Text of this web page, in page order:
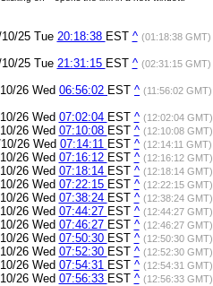
25 Tue 20:18:38 EST ^ (01:18:38 GMT)
25 Tue 21:31:15 EST ^ (02:31:15 GMT)
26 Wed 06:56:02 EST ^ (11:56:02 GMT)
26 Wed 07:02:04 EST ^ (12:02:04 GMT)
26 Wed 07:10:08 EST ^ (12:10:08 GMT)
26 Wed 07:14:11 EST ^ (12:14:11 GMT)
26 Wed 07:16:12 EST ^ (12:16:12 GMT)
26 Wed 07:18:14 EST ^ (12:18:14 GMT)
26 Wed 07:22:15 EST ^ (12:22:15 GMT)
26 Wed 07:38:24 EST ^ (12:38:24 GMT)
26 Wed 07:44:27 EST ^ (12:44:27 GMT)
26 Wed 07:46:27 EST ^ (12:46:27 GMT)
26 Wed 07:50:30 EST ^ (12:50:30 GMT)
26 Wed 07:52:30 EST ^ (12:52:30 GMT)
26 Wed 07:54:31 EST ^ (12:54:31 GMT)
26 Wed 07:56:33 EST ^ (12:56:33 GMT)